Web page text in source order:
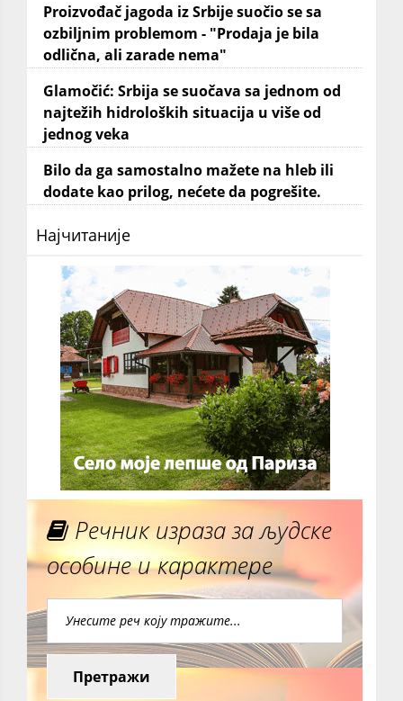
Proizvođač jagoda iz Srbije suočio se sa
ozbiljnim problemom - "Prodaja je bila
odlična, ali zarade nema"
Glamočić: Srbija se suočava sa jednom od
najtežih hidroloških situacija u više od
jednog veka
Bilo da ga samostalno mažete na hleb ili
dodate kao prilog, nećete da pogrešite.
Најчитаније
Речник израза за људске
особине и карактере
Претражи